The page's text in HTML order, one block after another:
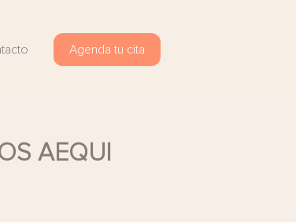
Agenda tu cita
AEQUI